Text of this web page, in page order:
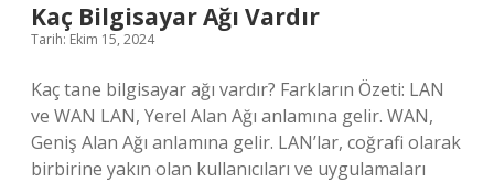
Kaç Bilgisayar Ağı Vardır
Tarih: Ekim 15, 2024
Kaç tane bilgisayar ağı vardır? Farkların Özeti: LAN
ve WAN LAN, Yerel Alan Ağı anlamına gelir. WAN,
Geniş Alan Ağı anlamına gelir. LAN’lar, coğrafi olarak
birbirine yakın olan kullanıcıları ve uygulamaları